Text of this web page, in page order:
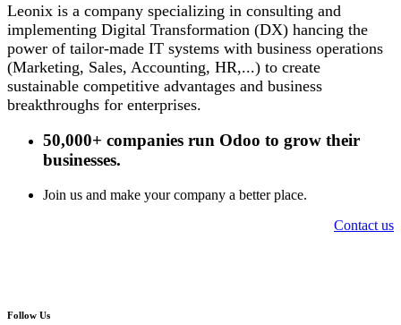
Leonix is a company specializing in consulting and
implementing Digital Transformation (DX) hancing the
power of tailor-made IT systems with business operations
(Marketing, Sales, Accounting, HR,...) to create
sustainable competitive advantages and business
breakthroughs for enterprises.
50,000+ companies run Odoo to grow their
businesses.
Join us and make your company a better place.
Contact us
Follow Us